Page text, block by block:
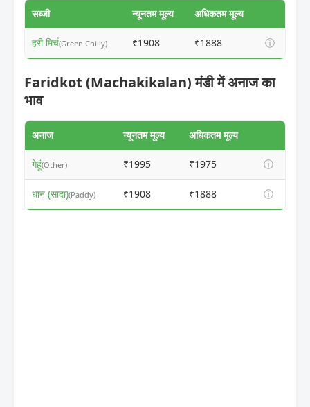
सब्जी न्यूनतम मूल्य अधिकतम मूल्य
हरी मिर्च(Green Chilly) ₹1908 ₹1888 ⓘ
Faridkot (Machakikalan) मंडी में अनाज का
भाव
अनाज न्यूनतम मूल्य अधिकतम मूल्य
गेहूं(Other) ₹1995 ₹1975 ⓘ
धान (सादा)(Paddy) ₹1908 ₹1888 ⓘ